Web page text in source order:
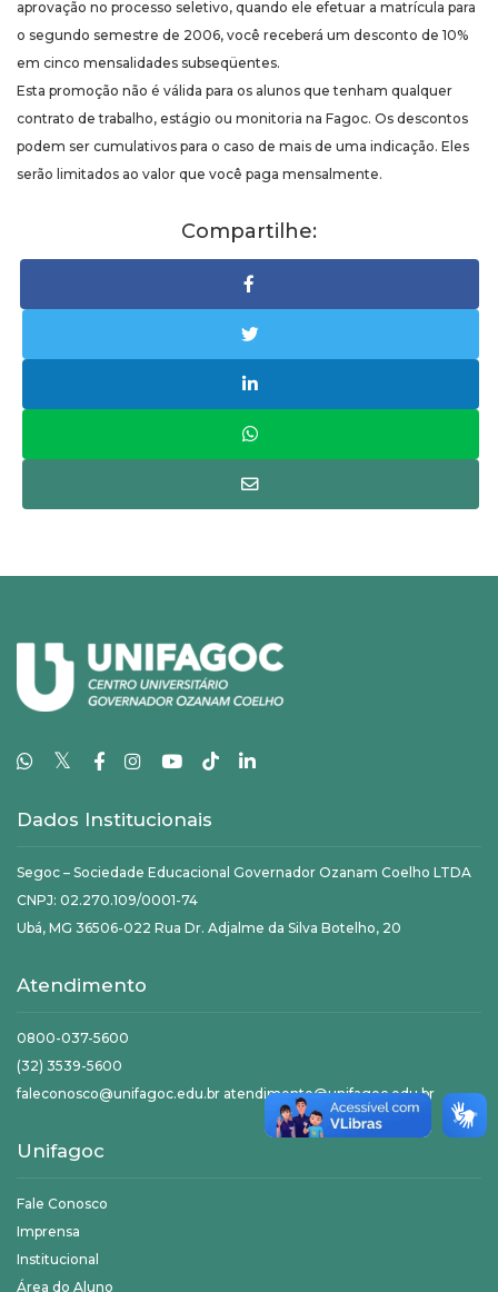
aprovação no processo seletivo, quando ele efetuar a matrícula para
o segundo semestre de 2006, você receberá um desconto de 10%
em cinco mensalidades subseqüentes.
Esta promoção não é válida para os alunos que tenham qualquer
contrato de trabalho, estágio ou monitoria na Fagoc. Os descontos
podem ser cumulativos para o caso de mais de uma indicação. Eles
serão limitados ao valor que você paga mensalmente.
Compartilhe:
𝕏
Dados Institucionais
Segoc – Sociedade Educacional Governador Ozanam Coelho LTDA
CNPJ: 02.270.109/0001-74
Ubá, MG 36506-022 Rua Dr. Adjalme da Silva Botelho, 20
Atendimento
0800-037-5600
(32) 3539-5600
faleconosco@unifagoc.edu.br atendimento@unifagoc.edu.br
Unifagoc
Fale Conosco
Imprensa
Institucional
Área do Aluno